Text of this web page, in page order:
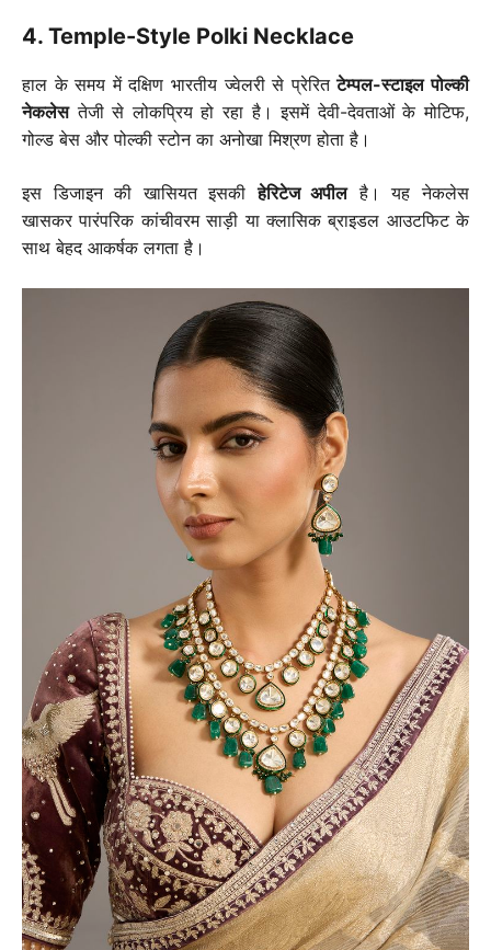
4. Temple-Style Polki Necklace
हाल के समय में दक्षिण भारतीय ज्वेलरी से प्रेरितटेम्पल-स्टाइल पोल्की
नेकलेसतेजी से लोकप्रिय हो रहा है। इसमें देवी-देवताओं के मोटिफ,
गोल्ड बेस और पोल्की स्टोन का अनोखा मिश्रण होता है।
इस डिजाइन की खासियत इसकीहेरिटेज अपीलहै। यह नेकलेस
खासकर पारंपरिक कांचीवरम साड़ी या क्लासिक ब्राइडल आउटफिट के
साथ बेहद आकर्षक लगता है।